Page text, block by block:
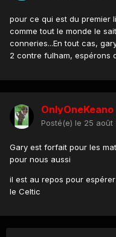
pour ce qui est du premier
comme tout le monde le
conneries...En tout cas,
2 contre fulham, espérons
OnlyOneKeano
Posté(e) le 25 août
Gary est forfait pour les
pour nous aussi
il est au repos pour
le Celtic